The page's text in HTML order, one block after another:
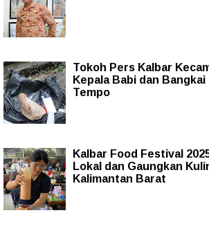
Tokoh Pers Kalbar
Kepala Babi dan
Tempo
Kalbar Food Festival
Lokal dan Gaungkan
Kalimantan Barat